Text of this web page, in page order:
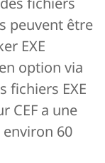
peuvent être
EXE
option via
fichiers EXE
CEF a une
60